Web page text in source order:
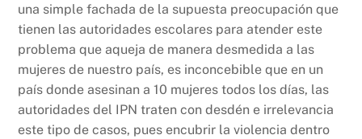
una simple fachada de la supuesta preocupación que
tienen las autoridades escolares para atender este
problema que aqueja de manera desmedida a las
mujeres de nuestro país, es inconcebible que en un
país donde asesinan a 10 mujeres todos los días, las
autoridades del IPN traten con desdén e irrelevancia
este tipo de casos, pues encubrir la violencia dentro